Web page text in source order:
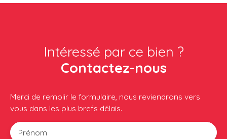
Intéressé par ce bien ?
Contactez-nous
Merci de remplir le formulaire, nous reviendrons vers
vous dans les plus brefs délais.
Prénom